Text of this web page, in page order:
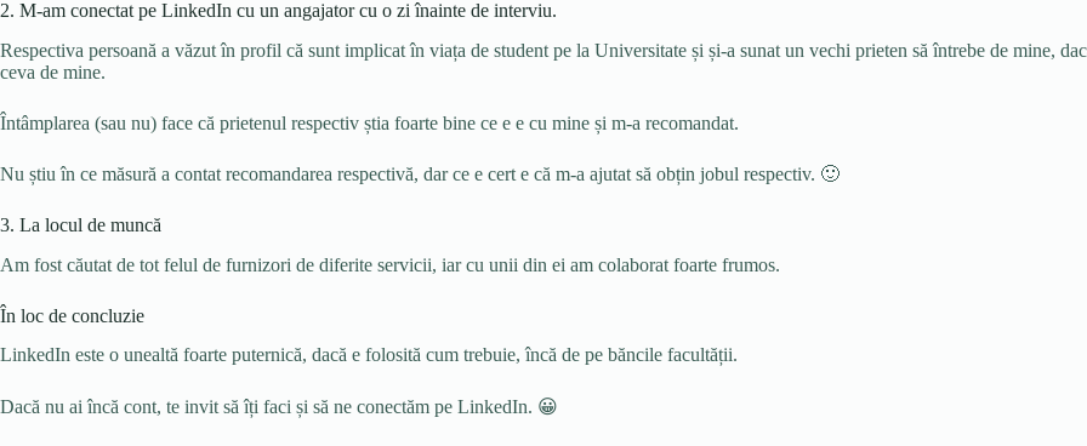
2. M-am conectat pe LinkedIn cu un angajator cu o zi înainte de interviu.
Respectiva persoană a văzut în profil că sunt implicat în viața de student pe la Universitate și și-a sunat un vechi prieten să întrebe de mine,
ceva de mine.
Întâmplarea (sau nu) face că prietenul respectiv știa foarte bine ce e e cu mine și m-a recomandat.
Nu știu în ce măsură a contat recomandarea respectivă, dar ce e cert e că m-a ajutat să obțin jobul respectiv. 🙂
3. La locul de muncă
Am fost căutat de tot felul de furnizori de diferite servicii, iar cu unii din ei am colaborat foarte frumos.
În loc de concluzie
LinkedIn este o unealtă foarte puternică, dacă e folosită cum trebuie, încă de pe băncile facultății.
Dacă nu ai încă cont, te invit să îți faci și să ne conectăm pe LinkedIn. 😀